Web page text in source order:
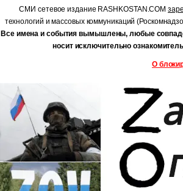
СМИ сетевое издание RASHKOSTAN.COM
технологий и массовых коммуникаций
Все имена и события вымышлены, любые
носит исключительно
О